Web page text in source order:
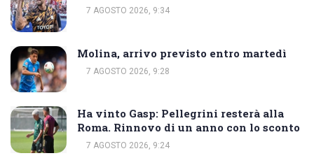
7 AGOSTO 2026, 9:34
Molina, arrivo previsto entro martedì
7 AGOSTO 2026, 9:28
Ha vinto Gasp: Pellegrini resterà alla
Roma. Rinnovo di un anno con lo sconto
7 AGOSTO 2026, 9:24